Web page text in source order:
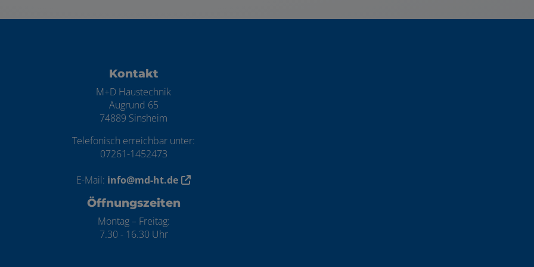
Kontakt
M+D Haustechnik
Augrund 65
74889 Sinsheim
Telefonisch erreichbar unter:
07261-1452473
E-Mail: info@md-ht.de
Öffnungszeiten
Montag – Freitag:
7.30 - 16.30 Uhr